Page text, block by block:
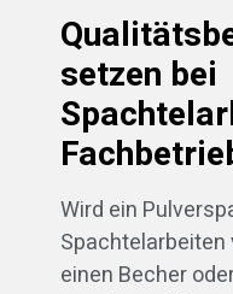
setzen bei
Wird ein
einen Becher